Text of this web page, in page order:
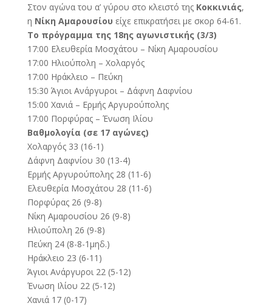
Στον αγώνα του α’ γύρου στο κλειστό της Κοκκινιάς,
η Νίκη Αμαρουσίου είχε επικρατήσει με σκορ 64-61.
Το πρόγραμμα της 18ης αγωνιστικής (3/3)
17:00 Ελευθερία Μοσχάτου – Νίκη Αμαρουσίου
17:00 Ηλιούπολη – Χολαργός
17:00 Ηράκλειο – Πεύκη
15:30 Άγιοι Ανάργυροι – Δάφνη Δαφνίου
15:00 Χανιά – Ερμής Αργυρούπολης
17:00 Πορφύρας – Ένωση Ιλίου
Βαθμολογία (σε 17 αγώνες)
Χολαργός 33 (16-1)
Δάφνη Δαφνίου 30 (13-4)
Ερμής Αργυρούπολης 28 (11-6)
Ελευθερία Μοσχάτου 28 (11-6)
Πορφύρας 26 (9-8)
Νίκη Αμαρουσίου 26 (9-8)
Ηλιούπολη 26 (9-8)
Πεύκη 24 (8-8-1μηδ.)
Ηράκλειο 23 (6-11)
Άγιοι Ανάργυροι 22 (5-12)
Ένωση Ιλίου 22 (5-12)
Χανιά 17 (0-17)